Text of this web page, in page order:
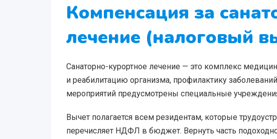
Компенсация за
лечение (налоговый
Санаторно-курортное лечение — это комплекс
и реабилитацию организма, профилактику
мероприятий предусмотрены специальные
Вычет полагается всем резидентам, которые
перечисляет НДФЛ в бюджет. Вернуть часть